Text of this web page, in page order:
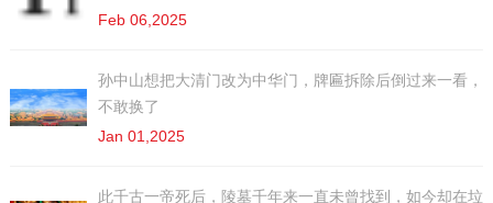
Feb 06,2025
孙中山想把大清门改为中华门，牌匾拆除后倒过来一看，
不敢换了
Jan 01,2025
此千古一帝死后，陵墓千年来一直未曾找到，如今却在垃